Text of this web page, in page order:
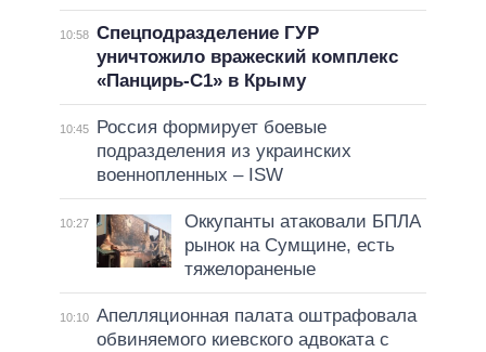
10:58 Спецподразделение ГУР
уничтожило вражеский комплекс
«Панцирь-С1» в Крыму
10:45
Россия формирует боевые
подразделения из украинских
военнопленных – ISW
10:27
Оккупанты атаковали БПЛА
рынок на Сумщине, есть
тяжелораненые
10:10 Апелляционная палата оштрафовала
обвиняемого киевского адвоката с